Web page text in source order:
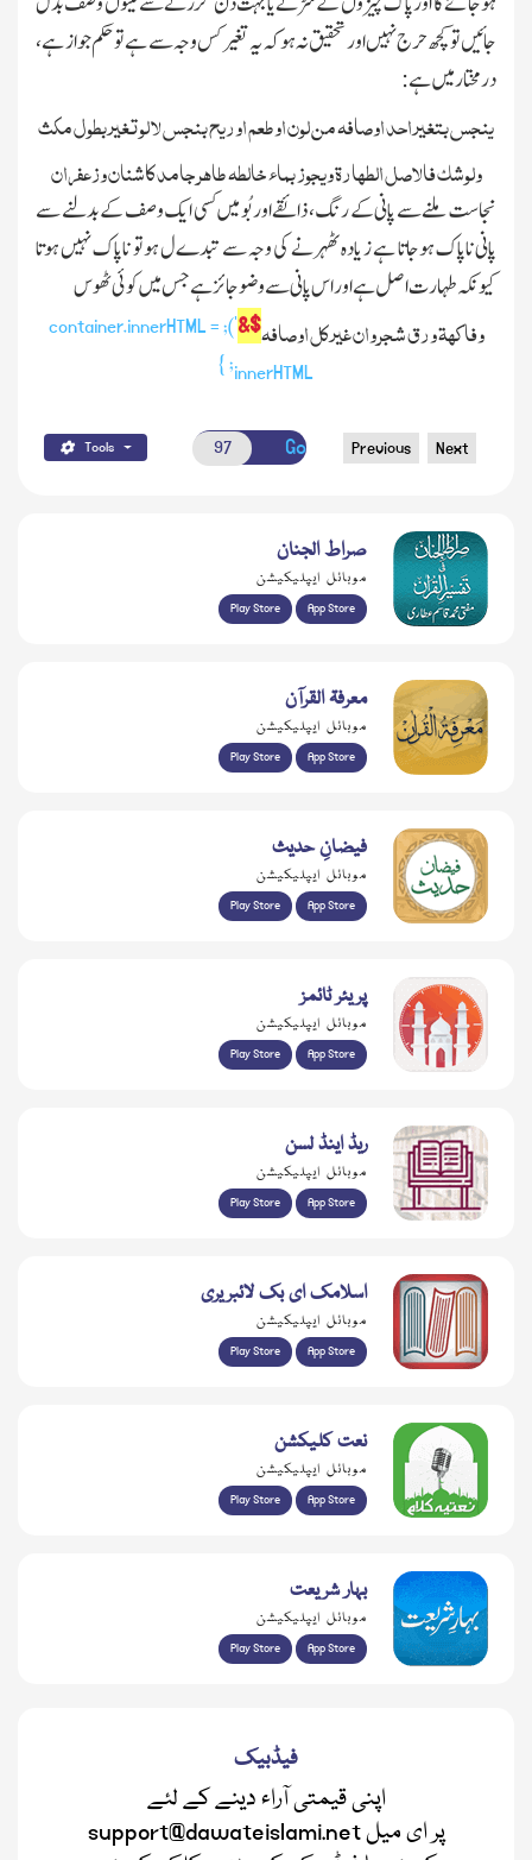
جائیں تو کچھ حرج نہیں اور تحقیق نہ ہوکہ یہ تغیر کس وجہ سے ہے تو حکم جواز ہے ،
درمختار میں ہے :
ینجس بتغیر احد اوصافہ من لون اوطعم اوریح بنجس لا لوتغیر بطول مکث
ولوشك فالاصل الطھارۃ ویجوز بماء خالطہ طاھر جامد کاشنان وزعفران
نجاست ملنے سے پانی کے رنگ ، ذائقے اور بُو میں کسی ایك وصف کے بدلنے سے
پانی ناپاك ہوجاتا ہے ز یادہ ٹھہرنے کی وجہ سے تبدےل ہوتو ناپاك نہیں ہوتا
کیونکہ طہارت اصل ہے اور اس پانی سے وضو جائز ہے جس میں کوئی ٹھوس
وفاکھۃ ورق شجر وان غیر کل اوصافہ$&
'); container.innerHTML =
innerHTML; }
Tools Go Previous Next
صراط الجنان
موبائل ایپلیکیشن
Play Store App Store
معرفۃ القرآن
موبائل ایپلیکیشن
Play Store App Store
فیضانِ حدیث
موبائل ایپلیکیشن
Play Store App Store
پریئر ٹائمز
موبائل ایپلیکیشن
Play Store App Store
ریڈ اینڈ لسن
موبائل ایپلیکیشن
Play Store App Store
اسلامک ای بک لائبریری
موبائل ایپلیکیشن
Play Store App Store
نعت کلیکشن
موبائل ایپلیکیشن
Play Store App Store
بہار شریعت
موبائل ایپلیکیشن
Play Store App Store
فیڈبیک
اپنی قیمتی آراء دینے کے لئے
support@dawateislami.net پر ای میل